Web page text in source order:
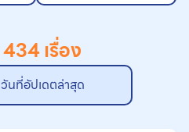
434 เรื่อง
วันที่อัปเดตล่าสุด